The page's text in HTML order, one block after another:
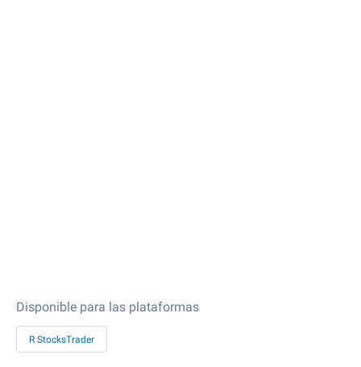
Disponible para las plataformas
R StocksTrader